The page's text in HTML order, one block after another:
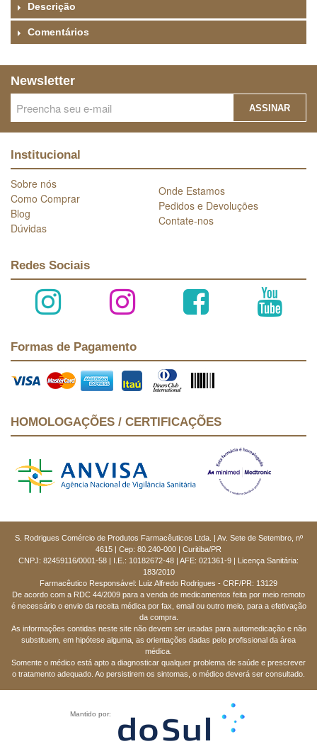
Descrição
Comentários
Newsletter
ASSINAR
Institucional
Sobre nós
Como Comprar
Blog
Dúvidas
Onde Estamos
Pedidos e Devoluções
Contate-nos
Redes Sociais
Formas de Pagamento
HOMOLOGAÇÕES / CERTIFICAÇÕES
S. Rodrigues Comércio de Produtos Farmacêuticos Ltda. | Av. Sete de Setembro, nº
4615 | Cep: 80.240-000 | Curitiba/PR
CNPJ: 82459116/0001-58 | I.E.: 10182672-48 | AFE: 021361-9 | Licença Sanitária:
183/2010
Farmacêutico Responsável: Luiz Alfredo Rodrigues - CRF/PR: 13129
De acordo com a RDC 44/2009 para a venda de medicamentos feita por meio remoto
é necessário o envio da receita médica por fax, email ou outro meio, para a efetivação
da compra.
As informações contidas neste site não devem ser usadas para automedicação e não
substituem, em hipótese alguma, as orientações dadas pelo profissional da área
médica.
Somente o médico está apto a diagnosticar qualquer problema de saúde e prescrever
o tratamento adequado. Ao persistirem os sintomas, o médico deverá ser consultado.
Mantido por: